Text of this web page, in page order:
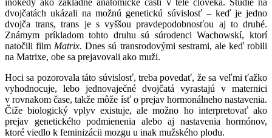
dvojčatách ukázali na možnú genetickú súvislosť – keď je jedno
dvojča trans, trans je s vyššou pravdepodobnosťou aj to druhé.
Známym príkladom tohto druhu sú súrodenci Wachowskí, ktorí
natočili film Matrix. Dnes sú transrodovými sestrami, ale keď robili
na Matrixe, obe sa prejavovali ako muži.
Hoci sa pozorovala táto súvislosť, treba povedať, že sa veľmi ťažko
vyhodnocuje, lebo jednovaječné dvojčatá vyrastajú v maternici
v rovnakom čase, takže môže ísť o prejav hormonálneho nastavenia.
Čiže biologický vplyv existuje, ale možno ho interpretovať ako
prejav genetického podmienenia alebo aj nastavenia hormónov,
ktoré viedlo k feminizácii mozgu u inak mužského plodu.